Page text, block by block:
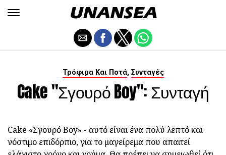
Τρόφιμα Και Ποτά, Συνταγές
Cake "Σγουρό Boy": Συνταγή
Cake «Σγουρό Boy» - αυτό είναι ένα πολύ λεπτό και
νόστιμο επιδόρπιο, για το μαγείρεμα που απαιτεί